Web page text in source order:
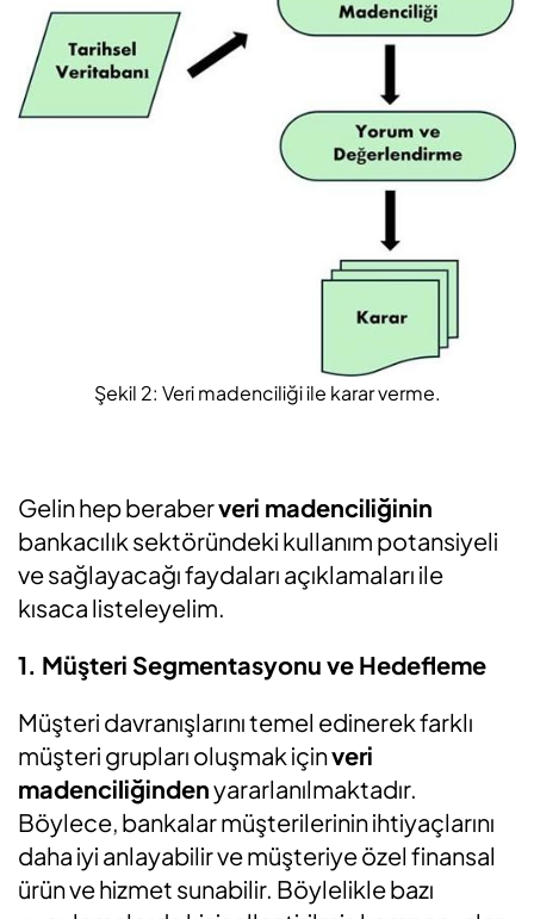
Şekil 2: Veri madenciliği ile karar verme.
Gelin hep beraberveri madenciliğinin
bankacılık sektöründeki kullanım potansiyeli
ve sağlayacağı faydaları açıklamaları ile
kısaca listeleyelim.
1. Müşteri Segmentasyonu ve Hedefleme
Müşteri davranışlarını temel edinerek farklı
müşteri grupları oluşmak içinveri
madenciliğindenyararlanılmaktadır.
Böylece, bankalar müşterilerinin ihtiyaçlarını
daha iyi anlayabilir ve müşteriye özel finansal
ürün ve hizmet sunabilir. Böylelikle bazı